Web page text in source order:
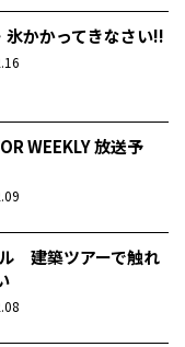
氷かかってきなさい!!
WEEKLY 放送予
建築ツアーで触れ